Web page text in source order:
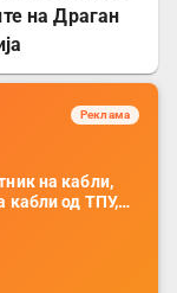
на Драган
Реклама
на кабли,
кабли од ТПУ,
без
комплет